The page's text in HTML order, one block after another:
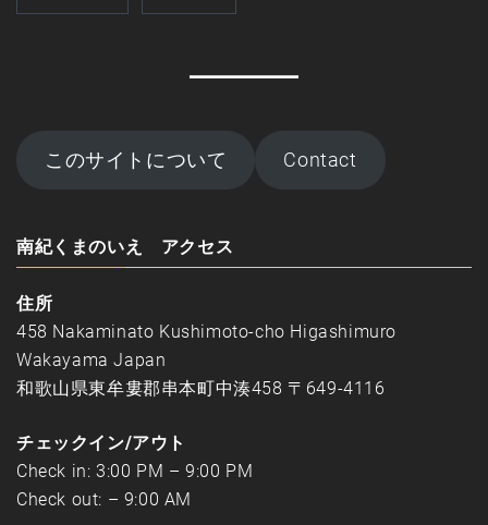
このサイトについて Contact
南紀くまのいえ アクセス
住所
458 Nakaminato Kushimoto-cho Higashimuro
Wakayama Japan
和歌山県東牟婁郡串本町中湊458 〒649-4116
チェックイン/アウト
Check in: 3:00 PM – 9:00 PM
Check out: – 9:00 AM